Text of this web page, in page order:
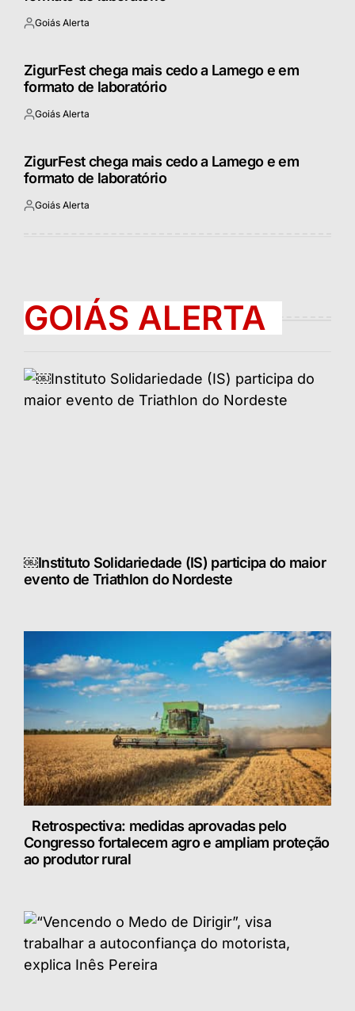
Postado
Goiás Alerta
ZigurFest chega mais cedo a Lamego e em
formato de laboratório
Postado
Goiás Alerta
ZigurFest chega mais cedo a Lamego e em
formato de laboratório
Postado
Goiás Alerta
GOIÁS ALERTA
￼Instituto Solidariedade (IS) participa do maior
evento de Triathlon do Nordeste
Retrospectiva: medidas aprovadas pelo
Congresso fortalecem agro e ampliam proteção
ao produtor rural